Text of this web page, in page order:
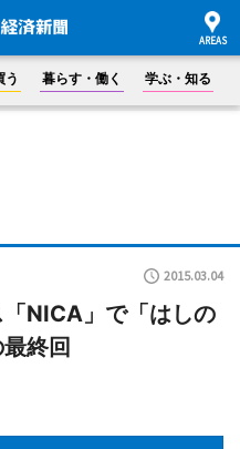
う 暮らす・働く 学ぶ・知る
2015.03.04
NICA」で「はしの
終回